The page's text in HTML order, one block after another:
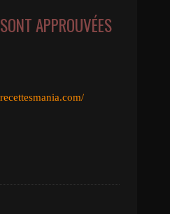
APPROUVÉES